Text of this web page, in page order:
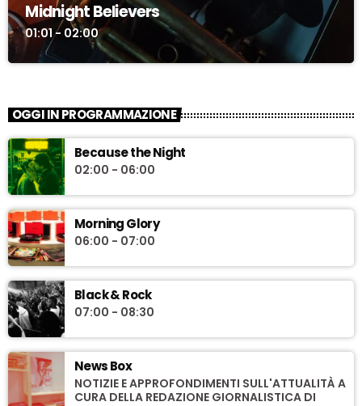
Midnight Believers
01:01 - 02:00
OGGI IN PROGRAMMAZIONE
Because the Night
02:00 - 06:00
Morning Glory
06:00 - 07:00
Black & Rock
07:00 - 08:30
News Box
NOTIZIE E APPROFONDIMENTI SULL'ATTUALITÀ A
CURA DELLA REDAZIONE GIORNALISTICA DI